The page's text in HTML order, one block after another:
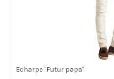
Echarpe "Futur papa"